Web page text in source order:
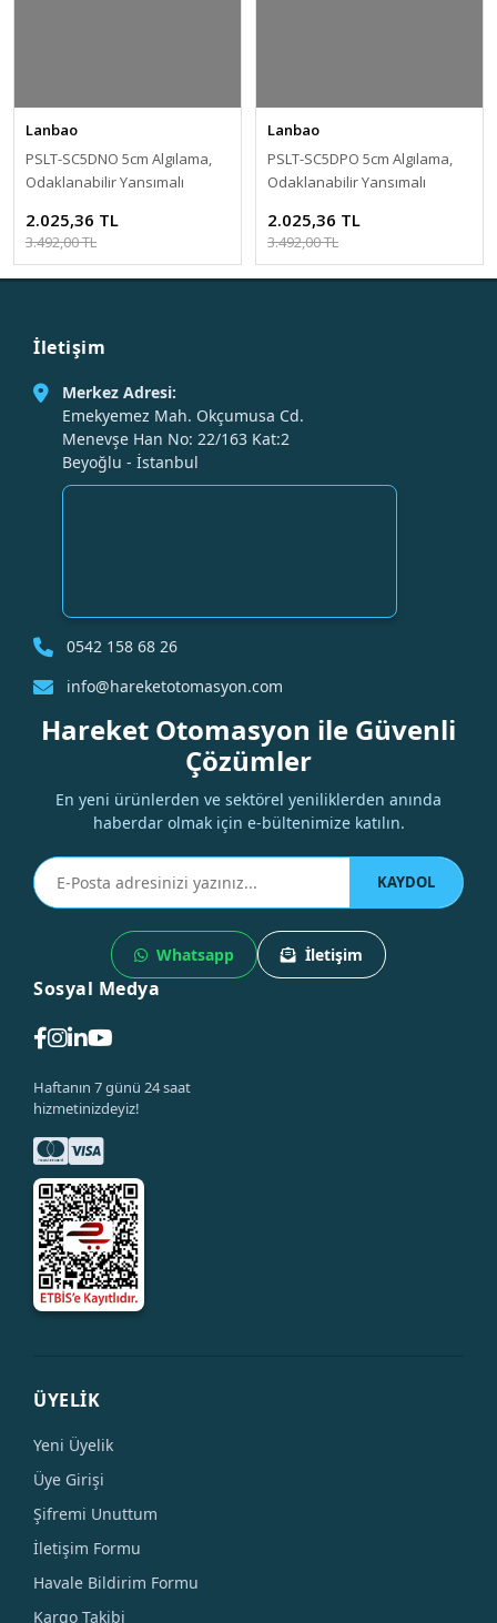
Lanbao
PSLT-SC5DNO 5cm Algılama,
Odaklanabilir Yansımalı
2.025,36 TL
3.492,00 TL
Lanbao
PSLT-SC5DPO 5cm Algılama,
Odaklanabilir Yansımalı
2.025,36 TL
3.492,00 TL
İletişim
Merkez Adresi:
Emekyemez Mah. Okçumusa Cd.
Menevşe Han No: 22/163 Kat:2
Beyoğlu - İstanbul
0542 158 68 26
info@hareketotomasyon.com
Hareket Otomasyon ile Güvenli
Çözümler
En yeni ürünlerden ve sektörel yeniliklerden anında
haberdar olmak için e-bültenimize katılın.
KAYDOL
Whatsapp İletişim
Sosyal Medya
Haftanın 7 günü 24 saat
hizmetinizdeyiz!
ÜYELİK
Yeni Üyelik
Üye Girişi
Şifremi Unuttum
İletişim Formu
Havale Bildirim Formu
Kargo Takibi